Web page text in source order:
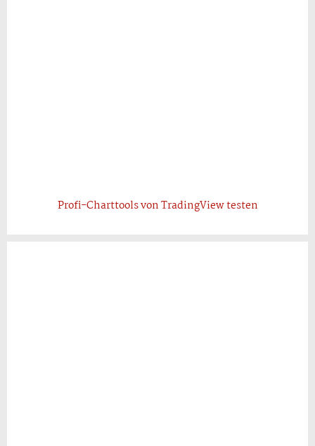
Profi-Charttools von TradingView testen